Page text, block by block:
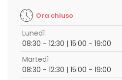
Ora chiuso
Lunedì
08:30 - 12:30 | 15:00 - 19:00
Martedì
08:30 - 12:30 | 15:00 - 19:00